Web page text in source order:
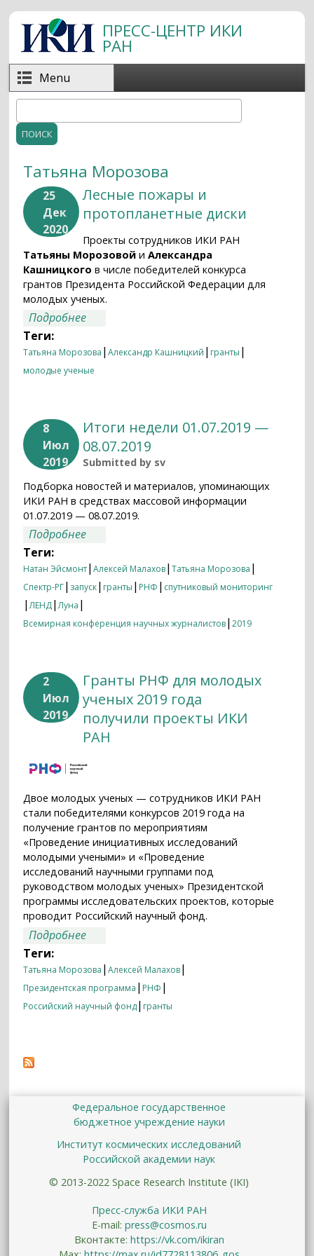
Перейти к основному содержанию
ПРЕСС-ЦЕНТР ИКИ
РАН
Menu
Форма поиска
Татьяна Морозова
25
Дек
2020
Лесные пожары и
протопланетные диски
Проекты сотрудников ИКИ РАН
Татьяны Морозовой иАлександра
Кашницкого в числе победителей конкурса
грантов Президента Российской Федерации для
молодых ученых.
Подробнее
Теги:
Татьяна Морозова |Александр Кашницкий | гранты |
молодые ученые
8
Июл
2019
Итоги недели 01.07.2019 —
08.07.2019
Submitted by sv
Подборка новостей и материалов, упоминающих
ИКИ РАН в средствах массовой информации
01.07.2019 — 08.07.2019.
Подробнее
Теги:
Натан Эйсмонт|Алексей Малахов|Татьяна Морозова |
Спектр-РГ| запуск| гранты | РНФ | спутниковый мониторинг
|ЛЕНД|Луна |
Всемирная конференция научных журналистов|2019
2
Июл
2019
Гранты РНФ для молодых
ученых 2019 года
получили проекты ИКИ
РАН
Двое молодых ученых — сотрудников ИКИ РАН
стали победителями конкурсов 2019 года на
получение грантов по мероприятиям
«Проведение инициативных исследований
молодыми учеными» и «Проведение
исследований научными группами под
руководством молодых ученых» Президентской
программы исследовательских проектов, которые
проводит Российский научный фонд.
Подробнее
Теги:
Татьяна Морозова |Алексей Малахов|
Президентская программа | РНФ |
Российский научный фонд| гранты
Федеральное государственное
бюджетное учреждение науки
Институт космических исследований
Российской академии наук
© 2013-2022 Space Research Institute (IKI)
Пресс-служба ИКИ РАН
E-mail: press@cosmos.ru
Вконтакте: https://vk.com/ikiran